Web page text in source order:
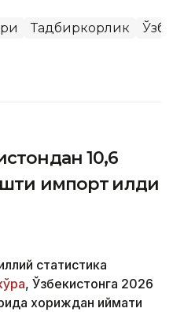
Тадбиркорлик
10,6
импорт қилди
статистика
, Ўзбекистонга 2026
хориждан қиймати